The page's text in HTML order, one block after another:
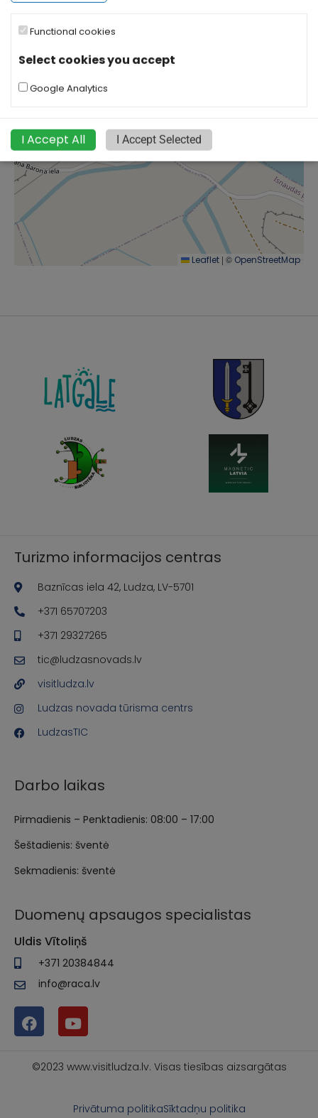
Leaflet | © OpenStreetMap
Turizmo informacijos centras
Baznīcas iela 42, Ludza, LV-5701
+371 65707203
+371 29327265
tic@ludzasnovads.lv
visitludza.lv
Ludzas novada tūrisma centrs
LudzasTIC
Darbo laikas
Pirmadienis – Penktadienis: 08:00 – 17:00
Šeštadienis: šventė
Sekmadienis: šventė
Duomenų apsaugos specialistas
Uldis Vītoliņš
+371 20384844
info@raca.lv
©2023 www.visitludza.lv. Visas tiesības aizsargātas
Privātuma politikaSīktadņu politika
Functional cookies
Select cookies you accept
Google Analytics
I Accept All I Accept Selected